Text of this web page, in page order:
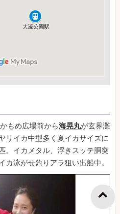
もめ広場前から海晃丸が玄界灘
リイカ中型多く夏イカサイズに
。イカメタル、浮きスッテ胴突
カ泳がせ釣りアラ狙い出船中。